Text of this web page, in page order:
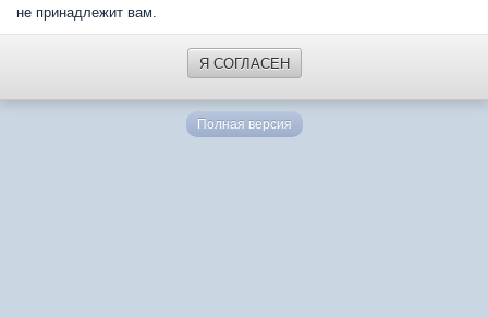
не принадлежит вам.
Я СОГЛАСЕН
Полная версия